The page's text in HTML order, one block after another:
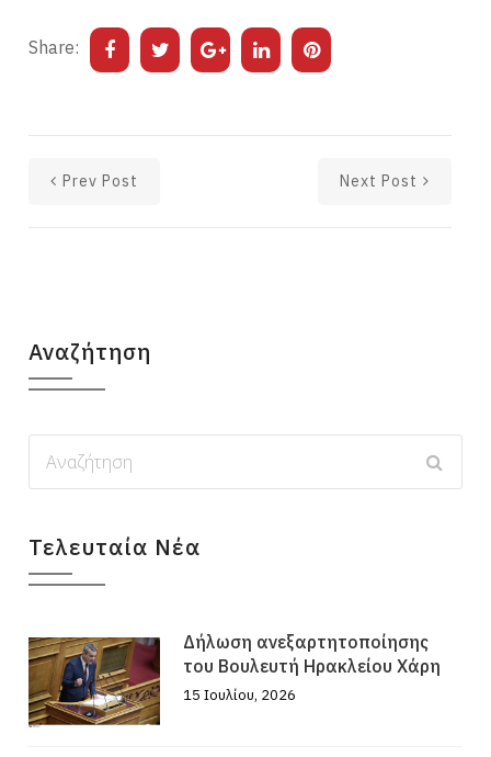
Share:
Prev Post Next Post
Αναζήτηση
Τελευταία Νέα
Δήλωση ανεξαρτητοποίησης
του Βουλευτή Ηρακλείου Χάρη
15 Ιουλίου, 2026